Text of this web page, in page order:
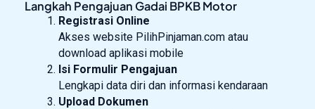
Langkah Pengajuan Gadai BPKB Motor
Registrasi Online
Akses website PilihPinjaman.com atau
download aplikasi mobile
Isi Formulir Pengajuan
Lengkapi data diri dan informasi kendaraan
Upload Dokumen